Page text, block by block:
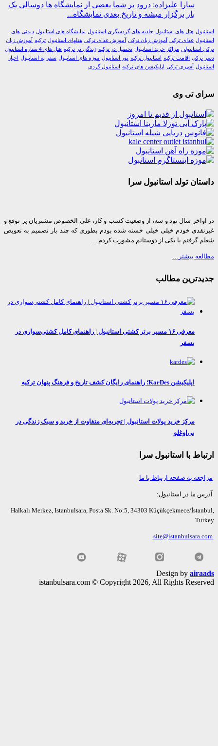
سارا علیزاده: درود بر شما بعضی از نمایشگاه ها دوسالی یک
بار برگزار میشه و تاریخ بعدی نمایشگاه...
هتل های استانبول جاذبه های گردشگری استانبول نمایشگاه های استانبول دیدنی های
غذای ترکی آموزش زبان ترکی آموزش غذای ترکی هتلهای استانبول ترکیه
آموزش زبان
مراکز خرید استانبول تحصیل در ترکیه زندگی در ترکیه
هتل های 4 ستاره استانبول
اقامت ترکیه استانبول ترکیه تور استانبول موزه های استانبول سفر به استانبول اخبار
آشپزی ترکی اپلیکیشن های ترکیه استانبول گردی
تی وی
تولد استانبول سرا
سال نود و سه، از وضعیت کسب و کار، علی الخصوص مشتریان پر توقع و
خودم خیلی خیلی خسته شده بودم بطوری که چند بار تصمیم به تعویض
گرفتم با یکی از دوستانم مشورت کردم…
بیشتر…
مطالب
معرفی ۱۶ مسیر برتر کشتی استانبول | راهنمای کامل کشتی‌سواری در
اپلیکیشن KarDes؛ راهنمای رایگان کشف تاریخ و فرهنگ پنهان ترکیه
مرکز خرید پولات استانبول | تجربه‌ای متفاوت از خرید و سبک زندگی در
بی‌اوغلو
با استانبول سرا
به صفحه ارتباط با ما
ما در استانبول:
Halkalı Merkez, Istanbulsara, Posta Sk. No:5, 34303 Küçükçekmece/
Design by
istanbulsara.com © Copyright 2026, All Rights